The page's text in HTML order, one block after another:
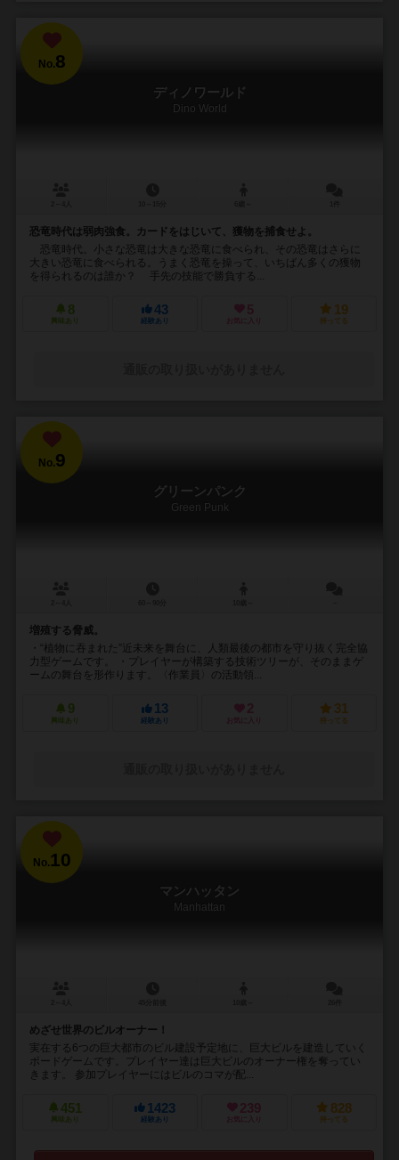
No.8
ディノワールド
Dino World
恐竜時代は弱肉強食。カードをはじいて、獲物を捕食せよ。
恐竜時代。小さな恐竜は大きな恐竜に食べられ、その恐竜はさらに
大きい恐竜に食べられる。うまく恐竜を操って、いちばん多くの獲物
を得られるのは誰か？ 手先の技能で勝負する...
8
興味あり
43
経験あり
5
お気に入り
19
持ってる
No.9
グリーンパンク
Green Punk
増殖する脅威。
・“植物に吞まれた”近未来を舞台に、人類最後の都市を守り抜く完全協
力型ゲームです。 ・プレイヤーが構築する技術ツリーが、そのままゲ
ームの舞台を形作ります。〈作業員〉の活動領...
9
興味あり
13
経験あり
2
お気に入り
31
持ってる
No. 10
マンハッタン
Manhattan
めざせ世界のビルオーナー！
実在する6つの巨大都市のビル建設予定地に、巨大ビルを建造していく
ボードゲームです。プレイヤー達は巨大ビルのオーナー権を奪ってい
きます。 参加プレイヤーにはビルのコマが配...
451
興味あり
1423
経験あり
239
お気に入り
828
持ってる